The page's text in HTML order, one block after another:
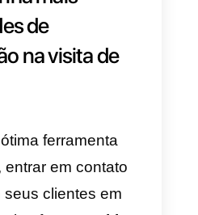
com esse tipo de
você deixa a decisão
cliente para a
e o compromisso do
é especificado.
essa